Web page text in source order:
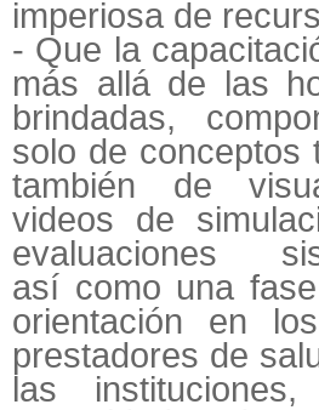
imperiosa de
- Que la
más allá de las
brindadas,
solo de conceptos
también de
videos de
evaluaciones
así como una
orientación en
prestadores de
las